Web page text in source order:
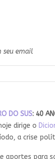
seu email
DO SUS: 40
dirige o
a crise
aportes